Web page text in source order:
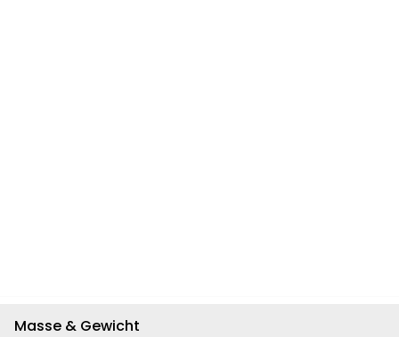
Masse & Gewicht